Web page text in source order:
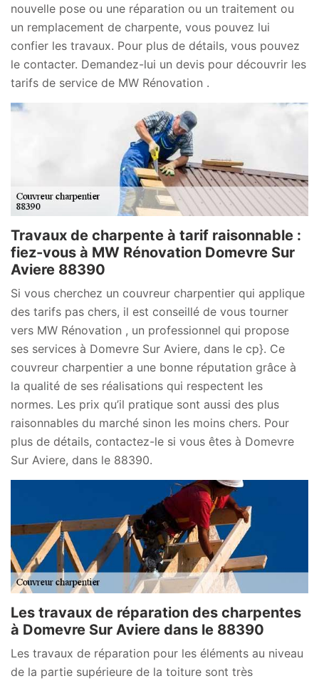
nouvelle pose ou une réparation ou un traitement ou
un remplacement de charpente, vous pouvez lui
confier les travaux. Pour plus de détails, vous pouvez
le contacter. Demandez-lui un devis pour découvrir les
tarifs de service de MW Rénovation .
Travaux de charpente à tarif raisonnable :
fiez-vous à MW Rénovation Domevre Sur
Aviere 88390
Si vous cherchez un couvreur charpentier qui applique
des tarifs pas chers, il est conseillé de vous tourner
vers MW Rénovation , un professionnel qui propose
ses services à Domevre Sur Aviere, dans le cp}. Ce
couvreur charpentier a une bonne réputation grâce à
la qualité de ses réalisations qui respectent les
normes. Les prix qu’il pratique sont aussi des plus
raisonnables du marché sinon les moins chers. Pour
plus de détails, contactez-le si vous êtes à Domevre
Sur Aviere, dans le 88390.
Les travaux de réparation des charpentes
à Domevre Sur Aviere dans le 88390
Les travaux de réparation pour les éléments au niveau
de la partie supérieure de la toiture sont très